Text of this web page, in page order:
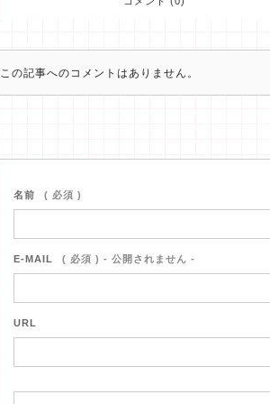
この記事へのコメントはありません。
名前 ( 必須 )
E-MAIL ( 必須 ) - 公開されません -
URL